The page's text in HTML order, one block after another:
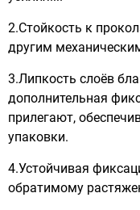
2.Стойкость к
другим
3.Липкость слоёв
дополнительная
прилегают,
упаковки.
4.Устойчивая
обратимому